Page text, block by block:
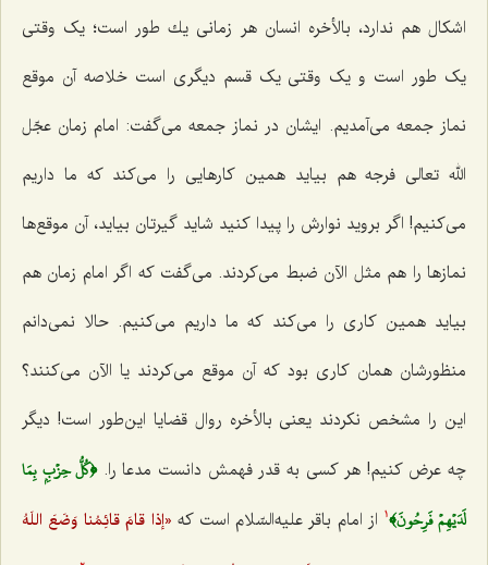
اشكال هم ندارد، بالأخره انسان هر زمانى یك طور است؛ یک وقتی
یک طور است و یک وقتی یک قسم دیگری است خلاصه آن موقع
نماز جمعه می‌آمدیم. ایشان در نماز جمعه مى‌گفت: امام زمان عجّل
الله تعالی فرجه هم بیاید همین كارهایى را مى‌كند كه ما داریم
مى‌كنیم! اگر بروید نوارش را پیدا كنید شاید گیرتان بیاید، آن موقع‌ها
نمازها را هم مثل الآن ضبط مى‌كردند. مى‌گفت که اگر امام زمان هم
بیاید همین كارى را مى‌كند كه ما داریم مى‌كنیم. حالا نمى‌دانم
منظورشان ‌همان كارى بود كه آن موقع مى‌كردند یا الآن مى‌كنند؟
این را مشخص نكردند یعنی بالأخره روال قضایا این‌طور است! دیگر
چه عرض كنیم! هر كسی به قدر فهمش دانست مدعا را.﴿كُلُّ حِزۡبِۢ بِمَا
لَدَيۡهِمۡ فَرِحُونَ﴾1 از امام باقر علیه‌السّلام است که «إذا قامَ قائِمُنا وَضَعَ اللَهُ